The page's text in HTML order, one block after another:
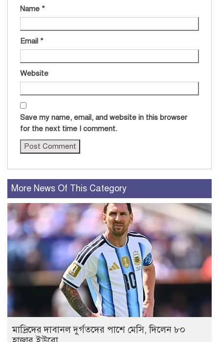
Name *
Email *
Website
Save my name, email, and website in this browser
for the next time I comment.
More News Of This Category
মাদ্রিদের দাবানল দুর্গতদের পাশে মেসি, দিলেন ৮০